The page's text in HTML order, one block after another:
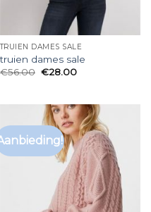
TRUIEN DAMES SALE
truien dames sale
€56.00 €28.00